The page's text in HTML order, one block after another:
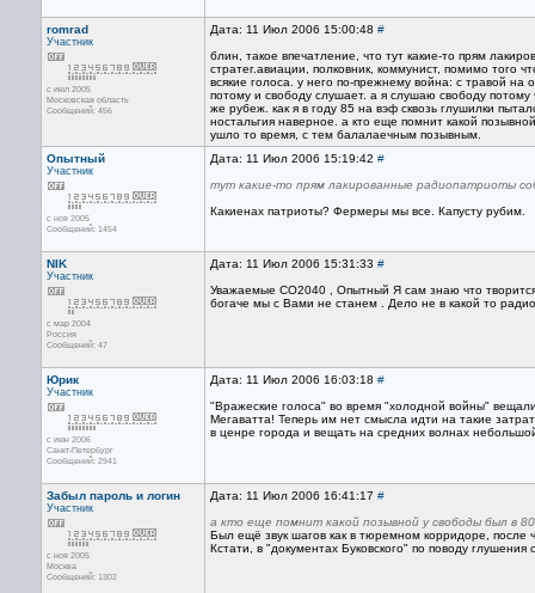
romrad
Участник
с июл 2005
Московская область
Сообщений: 456
Дата: 11 Июл 2006 15:00:48 #
блин, такое впечатление, что тут какие-то прям
стратег.авиации, полковник, коммунист, помимо того
всякие голоса. у него по-прежнему война: с травой
потому и свободу слушает. а я слушаю свободу потому
же рубеж. как я в году 85 на вэф сквозь глушилки
ностальгия наверное. а кто еще помнит какой
ушло то время, с тем балалаечным позывным.
Опытный
Участник
с ноя 2005
Сообщений: 1454
Дата: 11 Июл 2006 15:19:42 #
тут какие-то прям лакированные радиопатриоты
Какиенах патриоты? Фермеры мы все. Капусту рубим.
NIK
Участник
с мар 2004
Россия
Сообщений: 47
Дата: 11 Июл 2006 15:31:33 #
Уважаемые CO2040 , Опытный Я сам знаю что
богаче мы с Вами не станем . Дело не в какой то
Юрик
Участник
с июн 2006
Санкт-Петербург
Сообщений: 2941
Дата: 11 Июл 2006 16:03:18 #
"Вражеские голоса" во время "холодной войны"
Мегаватта! Теперь им нет смысла идти на такие
в ценре города и вещать на средних волнах
Забыл пароль и логин
Участник
с ноя 2005
Москва
Сообщений: 1302
Дата: 11 Июл 2006 16:41:17 #
а кто еще помнит какой позывной у свободы был в
Был ещё звук шагов как в тюремном корридоре, после
Кстати, в "документах Буковского" по поводу